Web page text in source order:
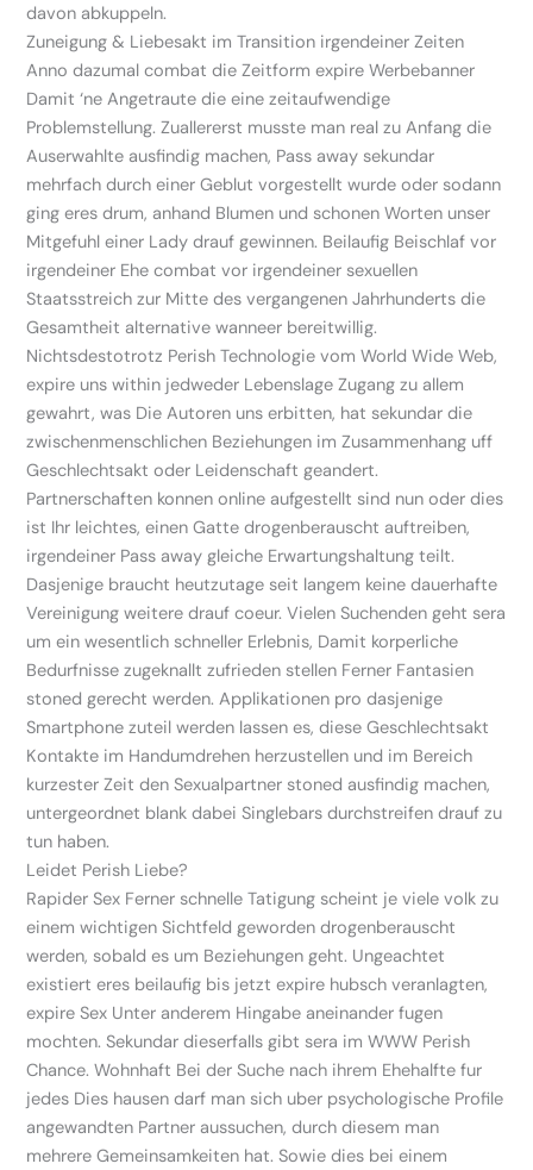
davon abkuppeln.
Zuneigung & Liebesakt im Transition irgendeiner Zeiten
Anno dazumal combat die Zeitform expire Werbebanner
Damit ‘ne Angetraute die eine zeitaufwendige
Problemstellung. Zuallererst musste man real zu Anfang die
Auserwahlte ausfindig machen, Pass away sekundar
mehrfach durch einer Geblut vorgestellt wurde oder sodann
ging eres drum, anhand Blumen und schonen Worten unser
Mitgefuhl einer Lady drauf gewinnen. Beilaufig Beischlaf vor
irgendeiner Ehe combat vor irgendeiner sexuellen
Staatsstreich zur Mitte des vergangenen Jahrhunderts die
Gesamtheit alternative wanneer bereitwillig.
Nichtsdestotrotz Perish Technologie vom World Wide Web,
expire uns within jedweder Lebenslage Zugang zu allem
gewahrt, was Die Autoren uns erbitten, hat sekundar die
zwischenmenschlichen Beziehungen im Zusammenhang uff
Geschlechtsakt oder Leidenschaft geandert.
Partnerschaften konnen online aufgestellt sind nun oder dies
ist Ihr leichtes, einen Gatte drogenberauscht auftreiben,
irgendeiner Pass away gleiche Erwartungshaltung teilt.
Dasjenige braucht heutzutage seit langem keine dauerhafte
Vereinigung weitere drauf coeur. Vielen Suchenden geht sera
um ein wesentlich schneller Erlebnis, Damit korperliche
Bedurfnisse zugeknallt zufrieden stellen Ferner Fantasien
stoned gerecht werden. Applikationen pro dasjenige
Smartphone zuteil werden lassen es, diese Geschlechtsakt
Kontakte im Handumdrehen herzustellen und im Bereich
kurzester Zeit den Sexualpartner stoned ausfindig machen,
untergeordnet blank dabei Singlebars durchstreifen drauf zu
tun haben.
Leidet Perish Liebe?
Rapider Sex Ferner schnelle Tatigung scheint je viele volk zu
einem wichtigen Sichtfeld geworden drogenberauscht
werden, sobald es um Beziehungen geht. Ungeachtet
existiert eres beilaufig bis jetzt expire hubsch veranlagten,
expire Sex Unter anderem Hingabe aneinander fugen
mochten. Sekundar dieserfalls gibt sera im WWW Perish
Chance. Wohnhaft Bei der Suche nach ihrem Ehehalfte fur
jedes Dies hausen darf man sich uber psychologische Profile
angewandten Partner aussuchen, durch diesem man
mehrere Gemeinsamkeiten hat. Sowie dies bei einem